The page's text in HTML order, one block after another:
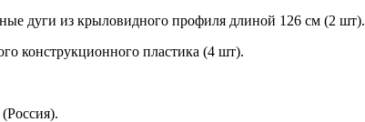
дуги из крыловидного профиля длиной 126 см (2 шт).
конструкционного пластика (4 шт).